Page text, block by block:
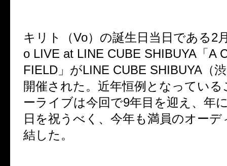
キリト（Vo）の誕生日当日である2
o LIVE at LINE CUBE SHIBUYA「A
FIELD」がLINE CUBE SHIBUYA（
開催された。近年恒例となってい
ーライブは今回で9年目を迎え、年
日を祝うべく、今年も満員のオー
結した。